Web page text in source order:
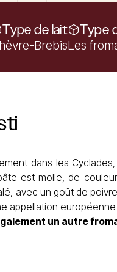
Type de lait
Brebis
Type
Les
dans les
est molle, de
avec un goût de
appellation
un autre